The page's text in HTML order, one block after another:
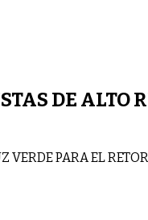
DE
VERDE PARA EL